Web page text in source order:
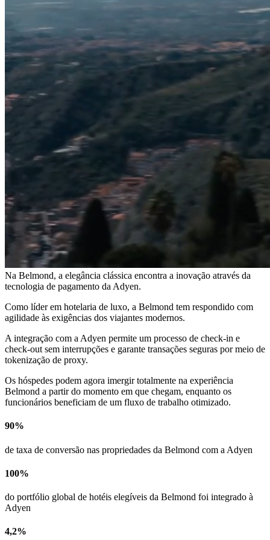
Na Belmond, a elegância clássica encontra a inovação através da
tecnologia de pagamento da Adyen.
Como líder em hotelaria de luxo, a Belmond tem respondido com
agilidade às exigências dos viajantes modernos.
A integração com a Adyen permite um processo de check-in e
check-out sem interrupções e garante transações seguras por meio de
tokenização de proxy.
Os hóspedes podem agora imergir totalmente na experiência
Belmond a partir do momento em que chegam, enquanto os
90%
de taxa de conversão nas propriedades da Belmond com a Adyen
100%
do portfólio global de hotéis elegíveis da Belmond foi integrado à
Adyen
4,2%